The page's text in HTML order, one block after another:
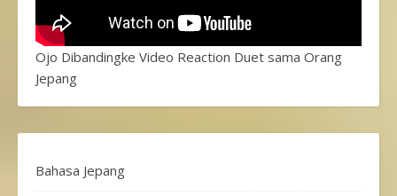
Ojo Dibandingke Video Reaction Duet sama Orang
Jepang
Bahasa Jepang